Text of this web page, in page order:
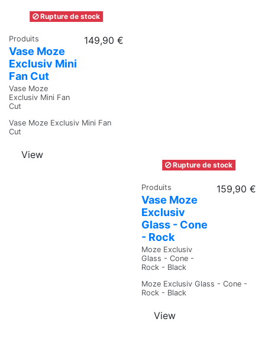
Rupture de stock
Produits
Vase Moze
Exclusiv Mini
Fan Cut
Vase Moze
Exclusiv Mini Fan
Cut
149,90 €
Vase Moze Exclusiv Mini Fan
Cut
View
Rupture de stock
Produits
Vase Moze
Exclusiv
Glass - Cone
- Rock
Moze Exclusiv
Glass - Cone -
Rock - Black
159,90 €
Moze Exclusiv Glass - Cone -
Rock - Black
View